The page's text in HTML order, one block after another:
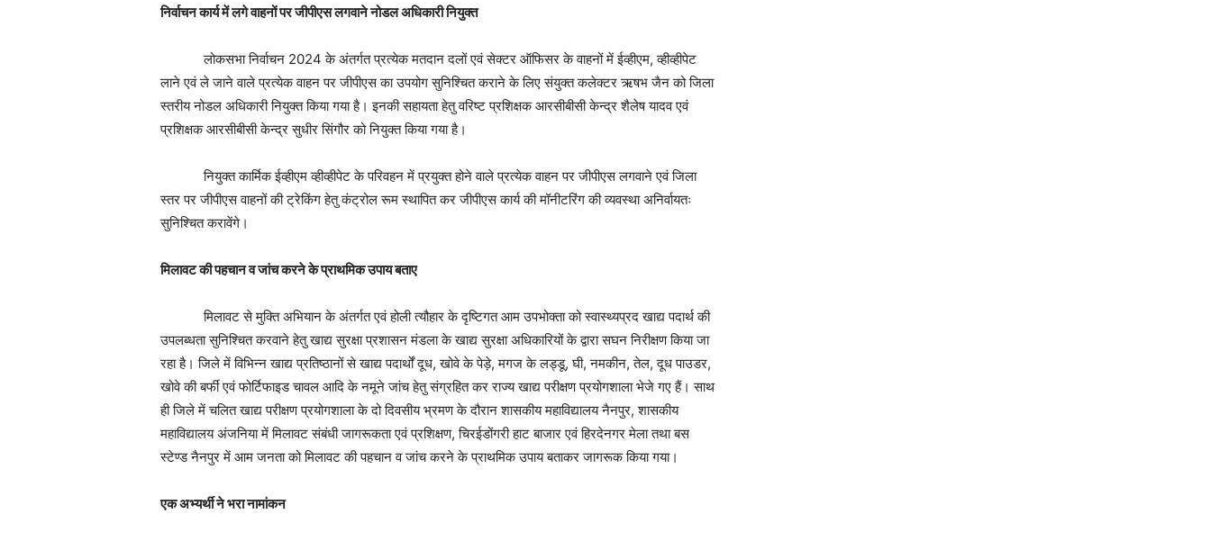
निर्वाचन कार्य में लगे वाहनों पर जीपीएस लगवाने नोडल अधिकारी नियुक्त
लोकसभा निर्वाचन 2024 के अंतर्गत प्रत्येक मतदान दलों एवं सेक्टर ऑफिसर के वाहनों में ईव्हीएम, व्हीव्हीपेट
लाने एवं ले जाने वाले प्रत्येक वाहन पर जीपीएस का उपयोग सुनिश्चित कराने के लिए संयुक्त कलेक्टर ऋषभ जैन को जिला
स्तरीय नोडल अधिकारी नियुक्त किया गया है। इनकी सहायता हेतु वरिष्ट प्रशिक्षक आरसीबीसी केन्द्र शैलेष यादव एवं
प्रशिक्षक आरसीबीसी केन्द्र सुधीर सिंगौर को नियुक्त किया गया है।
नियुक्त कार्मिक ईव्हीएम व्हीव्हीपेट के परिवहन में प्रयुक्त होने वाले प्रत्येक वाहन पर जीपीएस लगवाने एवं जिला
स्तर पर जीपीएस वाहनों की ट्रेकिंग हेतु कंट्रोल रूम स्थापित कर जीपीएस कार्य की मॉनीटरिंग की व्यवस्था अनिर्वायतः
सुनिश्चित करावेंगे।
मिलावट की पहचान व जांच करने के प्राथमिक उपाय बताए
मिलावट से मुक्ति अभियान के अंतर्गत एवं होली त्यौहार के दृष्टिगत आम उपभोक्ता को स्वास्थ्यप्रद खाद्य पदार्थ की
उपलब्धता सुनिश्चित करवाने हेतु खाद्य सुरक्षा प्रशासन मंडला के खाद्य सुरक्षा अधिकारियों के द्वारा सघन निरीक्षण किया जा
रहा है। जिले में विभिन्न खाद्य प्रतिष्ठानों से खाद्य पदार्थों दूध, खोवे के पेड़े, मगज के लड्डू, घी, नमकीन, तेल, दूध पाउडर,
खोवे की बर्फी एवं फोर्टिफाइड चावल आदि के नमूने जांच हेतु संग्रहित कर राज्य खाद्य परीक्षण प्रयोगशाला भेजे गए हैं। साथ
ही जिले में चलित खाद्य परीक्षण प्रयोगशाला के दो दिवसीय भ्रमण के दौरान शासकीय महाविद्यालय नैनपुर, शासकीय
महाविद्यालय अंजनिया में मिलावट संबंधी जागरूकता एवं प्रशिक्षण, चिरईडोंगरी हाट बाजार एवं हिरदेनगर मेला तथा बस
स्टेण्ड नैनपुर में आम जनता को मिलावट की पहचान व जांच करने के प्राथमिक उपाय बताकर जागरूक किया गया।
एक अभ्यर्थी ने भरा नामांकन